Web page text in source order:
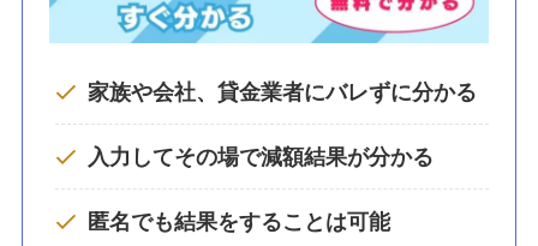
家族や会社、貸金業者にバレずに分かる
入力してその場で減額結果が分かる
匿名でも結果をすることは可能